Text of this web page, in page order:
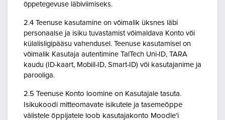
õppetegevuse läbiviimiseks.
2.4 Teenuse kasutamine on võimalik üksnes läbi
personaalse ja isiku tuvastamist võimaldava Konto või
külalisligipääsu vahendusel. Teenuse kasutamisel on
võimalik Kasutaja autentimine TalTech Uni-ID, TARA
kaudu (ID-kaart, Mobiil-ID, Smart-ID) või kasutajanime ja
parooliga.
2.5 Teenuse Konto loomine on Kasutajale tasuta.
Isikukoodi mitteomavate isikutele ja tasemeõppe
välistele õppijatele loob kasutajakonto Moodle’i